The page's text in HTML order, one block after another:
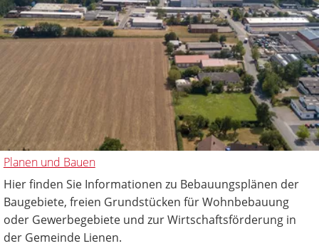
Planen und Bauen
Hier finden Sie Informationen zu Bebauungsplänen der
Baugebiete, freien Grundstücken für Wohnbebauung
oder Gewerbegebiete und zur Wirtschaftsförderung in
der Gemeinde Lienen.